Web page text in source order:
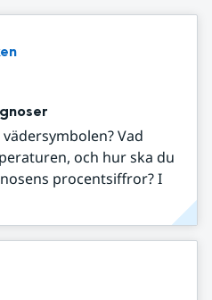
Vad
och hur ska du
procentsiffror? I